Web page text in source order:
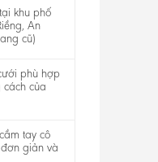
khu phố
An
cũ)
phù hợp
cách của
tay cô
giản và